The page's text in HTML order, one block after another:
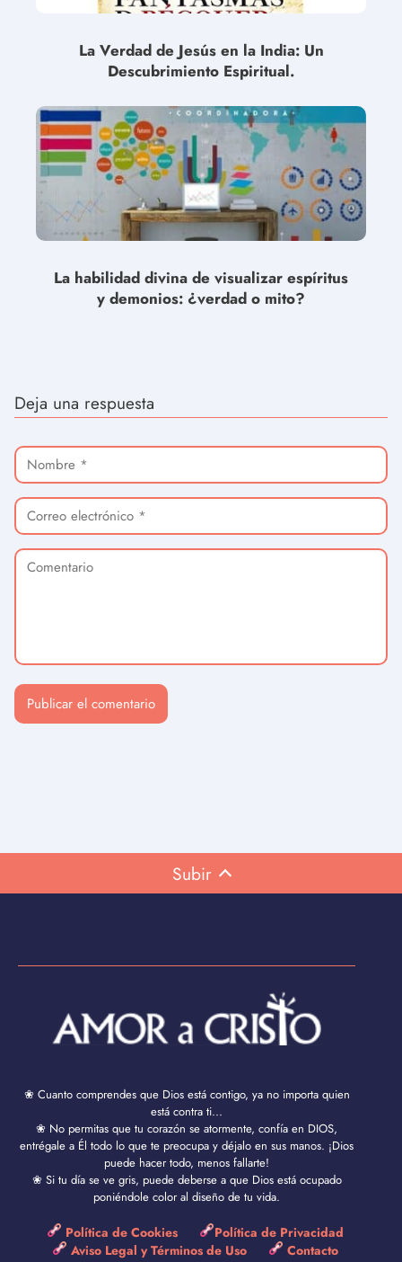
La Verdad de Jesús en la India: Un
Descubrimiento Espiritual.
La habilidad divina de visualizar espíritus
y demonios: ¿verdad o mito?
Deja una respuesta
Subir
❀ Cuanto comprendes que Dios está contigo, ya no importa quien
está contra ti...
❀ No permitas que tu corazón se atormente, confía en DIOS,
entrégale a Él todo lo que te preocupa y déjalo en sus manos. ¡Dios
puede hacer todo, menos fallarte!
❀ Si tu día se ve gris, puede deberse a que Dios está ocupado
poniéndole color al diseño de tu vida.
Política de Cookies
Política de Privacidad
Aviso Legal y Términos de Uso
Contacto